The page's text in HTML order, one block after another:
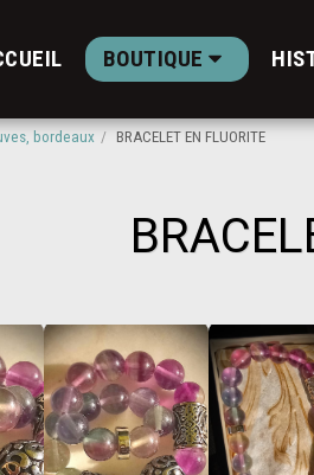
BOUTIQUE
bordeaux BRACELET EN FLUORITE